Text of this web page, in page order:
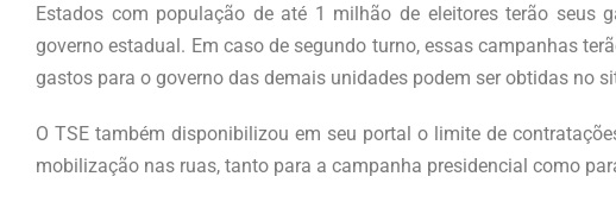
Estados com população de até 1 milhão de eleitores terão
governo estadual. Em caso de segundo turno, essas campanhas
gastos para o governo das demais unidades podem ser obtidas no
O TSE também disponibilizou em seu portal o limite de
mobilização nas ruas, tanto para a campanha presidencial como